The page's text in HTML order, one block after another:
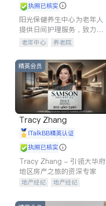
执照已核实
阳光保健养生中心为老年人
提供日间护理服务，致力于
通过持续的护理创新来有效
老年中心 养老院
精英会员
Tracy Zhang
iTalkBB精英认证
执照已核实
Tracy Zhang - 引领大华府
地区房产之旅的资深专家
地产经纪
地产经纪